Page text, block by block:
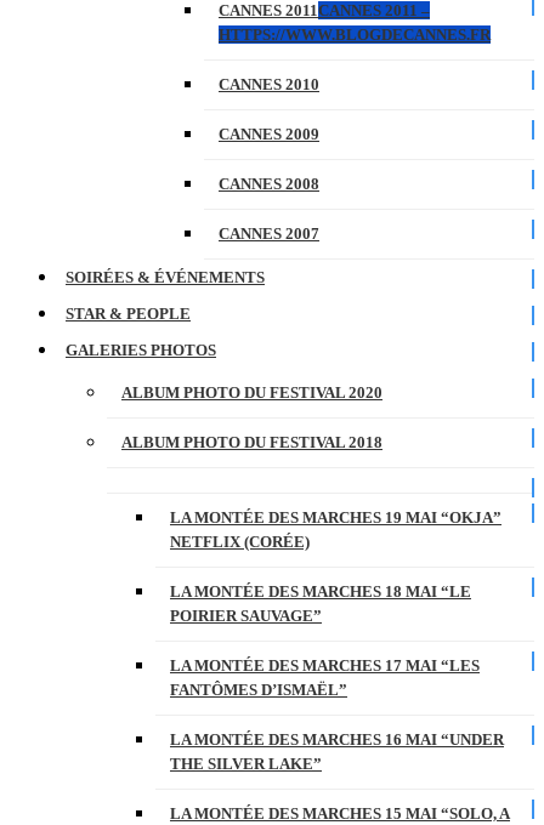
CANNES 2011CANNES 2011 –
HTTPS://WWW.BLOGDECANNES.FR
CANNES 2010
CANNES 2009
CANNES 2008
CANNES 2007
SOIRÉES & ÉVÉNEMENTS
STAR & PEOPLE
GALERIES PHOTOS
ALBUM PHOTO DU FESTIVAL 2020
ALBUM PHOTO DU FESTIVAL 2018
LA MONTÉE DES MARCHES 19 MAI “OKJA”
NETFLIX (CORÉE)
LA MONTÉE DES MARCHES 18 MAI “LE
POIRIER SAUVAGE”
LA MONTÉE DES MARCHES 17 MAI “LES
FANTÔMES D’ISMAËL”
LA MONTÉE DES MARCHES 16 MAI “UNDER
THE SILVER LAKE”
LA MONTÉE DES MARCHES 15 MAI “SOLO, A